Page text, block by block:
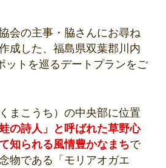
会の主事・脇さんにお尋ね
成した、福島県双葉郡川内
ットを巡るデートプランをご
まこうち）の中央部に位置
蛙の詩人」と呼ばれた草野心
知られる風情豊かなまちで
物である「モリアオガエ